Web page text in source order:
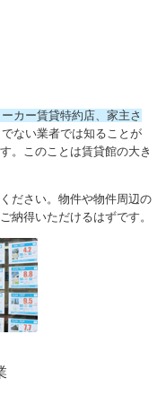
カー賃貸特約店、家主さ
ない業者では知ることが
。このことは賃貸館の大き
ださい。物件や物件周辺の
納得いただけるはずです。